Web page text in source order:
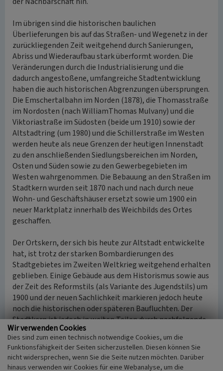
Im übrigen sind die historischen baulichen
Überlieferungen bis auf das Straßen- und Wegenetz in der
zurückliegenden Zeit weitgehend durch Sanierungen,
Abriss und Wiederaufbau stark überformt worden. Die
Veränderungen durch die Industrialisierung und die
dadurch angestoßene, umfangreiche Stadtentwicklung
haben die auch historischen Abgrenzungen übersprungen.
Die Emschertalbahn im Norden (1878), die Thomasstraße
im Nordosten (nach WilliamThomas Mulvany) und die
Viktoriastraße im Südosten (beide um 1910) sowie der
Altstadtring (um 1980) und die Schillerstraße im Westen
werden heute als neue Grenzen der heutigen Innenstadt
zu den anschließenden Siedlungsbereichen im Norden,
Osten und Süden sowie zu den Gewerbegebieten im
Westen wahrgenommen. Die Bebauung an den Straßen im
Stadtkern wurden seit 1870 nach und nach durch neue
Wohn- und Geschäftshäuser ersetzt sowie um 1900 ein
neuer Marktplatz innerhalb des Weichbilds des Ortes
geschaffen.
Der Ortskern, der sich bis heute zur Altstadt entwickelte
hat, ist trotz der starken Bombardierungen des
Stadtgebietes im Zweiten Weltkrieg weitgehend erhalten
geblieben. Einige Gebäude aus dem Historismus sowie aus
der Zeit des Reformstils (als Variante des Jugendstils) um
1900 und der neuen Sachlichkeit markieren jedoch heute
noch die historischen oder späteren Baufluchten. Der
Stadtkern ist jedoch in weiten Teilen durch nachfolgende
Stadtsanierungen stark überformt worden:
um 1950 durch den Ausbau der Straße „Biesenkamp“
sowie
nach 1960 aufgrund der Innenstadt-Sanierung an der
Wir verwenden Cookies
Dies sind zum einen technisch notwendige Cookies, um die
Funktionsfähigkeit der Seiten sicherzustellen. Diesen können Sie
nicht widersprechen, wenn Sie die Seite nutzen möchten. Darüber
hinaus verwenden wir Cookies für eine Webanalyse, um die